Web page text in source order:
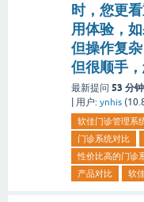
时，您更
用体验，
但操作复
但很顺手
最新提问 53 分钟
| 用户: ynhis (
软佳门诊管理系
门诊系统对比
性价比高的门诊
产品对比
软